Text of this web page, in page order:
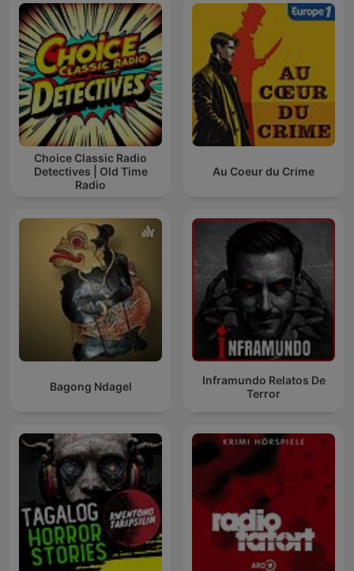
Choice Classic Radio
Detectives | Old Time
Radio
Au Coeur du Crime
Bagong Ndagel
Inframundo Relatos De
Terror